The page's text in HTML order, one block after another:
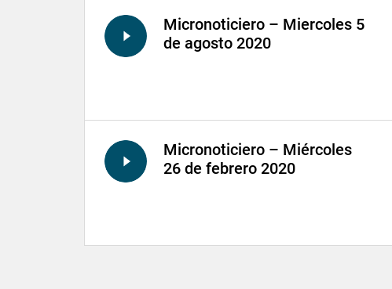
Micronoticiero – Miercoles 5
de agosto 2020
Micronoticiero – Miércoles
26 de febrero 2020